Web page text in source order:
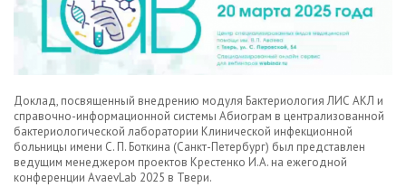
Доклад, посвященный внедрению модуля Бактериология ЛИС АКЛ и
справочно-информационной системы Абиограм в централизованной
бактериологической лаборатории Клинической инфекционной
больницы имени С. П. Боткина (Санкт-Петербург) был представлен
ведущим менеджером проектов Крестенко И.А. на ежегодной
конференции AvaevLab 2025 в Твери.